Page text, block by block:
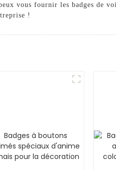
vous fournir les badges de
!